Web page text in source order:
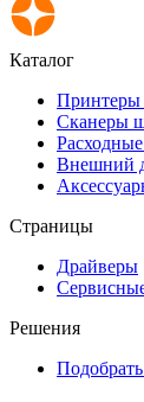
Каталог
Принтеры
Сканеры
Внешний
Страницы
Драйверы
Решения